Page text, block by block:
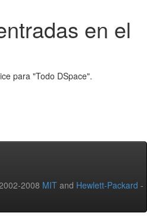
en el
para "Todo DSpace".
2008 MIT and Hewlett-Packard -